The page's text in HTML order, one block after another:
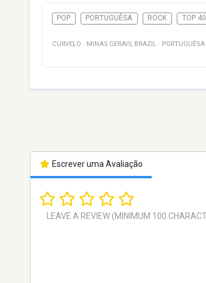
POP PORTUGUÊSA ROCK TOP 40
CURVELO · MINAS GERAIS, BRAZIL · PORTUGUÊSA
Escrever uma Avaliação